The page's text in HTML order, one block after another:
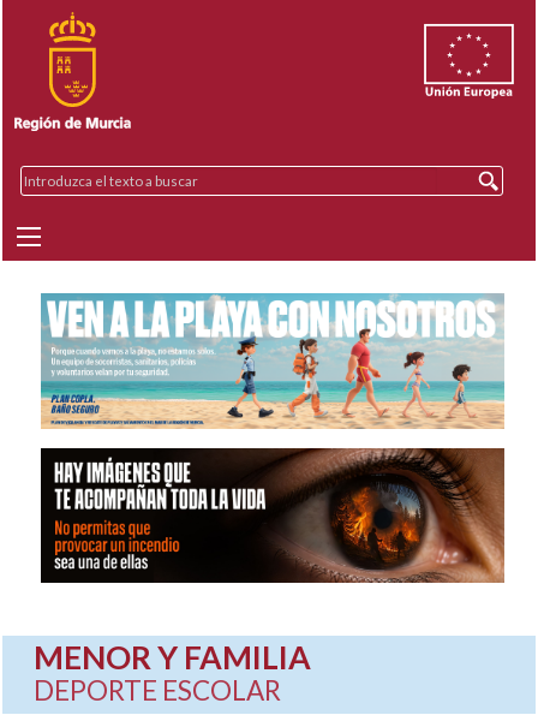
MENOR Y FAMILIA
DEPORTE ESCOLAR